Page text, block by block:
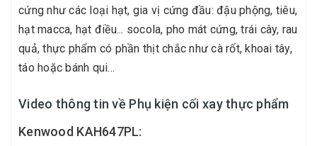
cứng như các loại hạt, gia vị cứng đầu: đậu phộng, tiêu,
hạt macca, hạt điều... socola, pho mát cứng, trái cây, rau
quả, thực phẩm có phần thịt chắc như cà rốt, khoai tây,
táo hoặc bánh qui...
Video thông tin về Phụ kiện cối xay thực phẩm
Kenwood KAH647PL: